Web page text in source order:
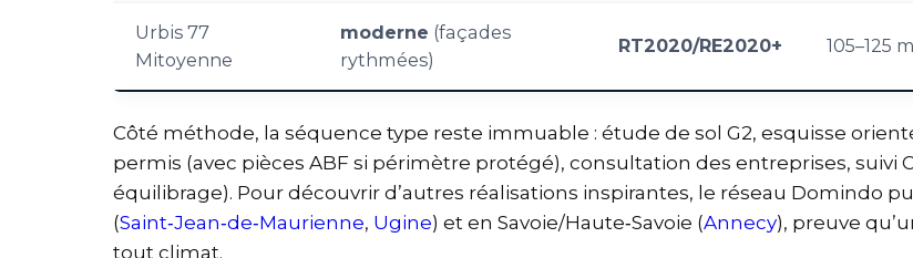
Urbis 77
Mitoyenne
moderne (façades
rythmées)
RT2020/RE2020+ 105–125
Côté méthode, la séquence type reste immuable : étude de sol G2, esquisse
permis (avec pièces ABF si périmètre protégé), consultation des entreprises, suivi
équilibrage). Pour découvrir d’autres réalisations inspirantes, le réseau Domindo
(Saint‑Jean‑de‑Maurienne, Ugine) et en Savoie/Haute‑Savoie (Annecy), preuve
tout climat.